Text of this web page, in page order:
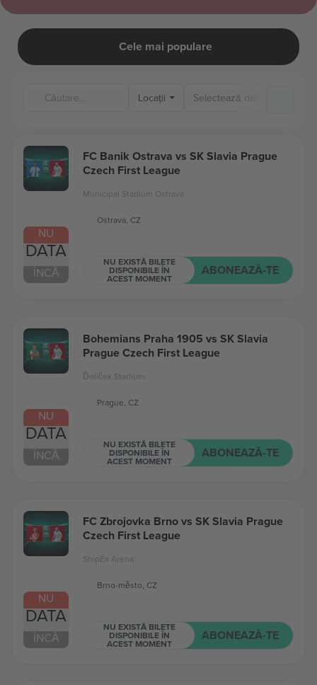
Cele mai populare
Locații
NU
DATA
ÎNCĂ
FC Banik Ostrava vs SK Slavia Prague
Czech First League
Municipal Stadium Ostrava
Ostrava, CZ
NU EXISTĂ BILETE
DISPONIBILE ÎN
ACEST MOMENT
ABONEAZĂ-TE
NU
DATA
ÎNCĂ
Bohemians Praha 1905 vs SK Slavia
Prague Czech First League
Ďolíček Stadium
Prague, CZ
NU EXISTĂ BILETE
DISPONIBILE ÎN
ACEST MOMENT
ABONEAZĂ-TE
NU
DATA
ÎNCĂ
FC Zbrojovka Brno vs SK Slavia Prague
Czech First League
ShipEx Arena
Brno-město, CZ
NU EXISTĂ BILETE
DISPONIBILE ÎN
ACEST MOMENT
ABONEAZĂ-TE